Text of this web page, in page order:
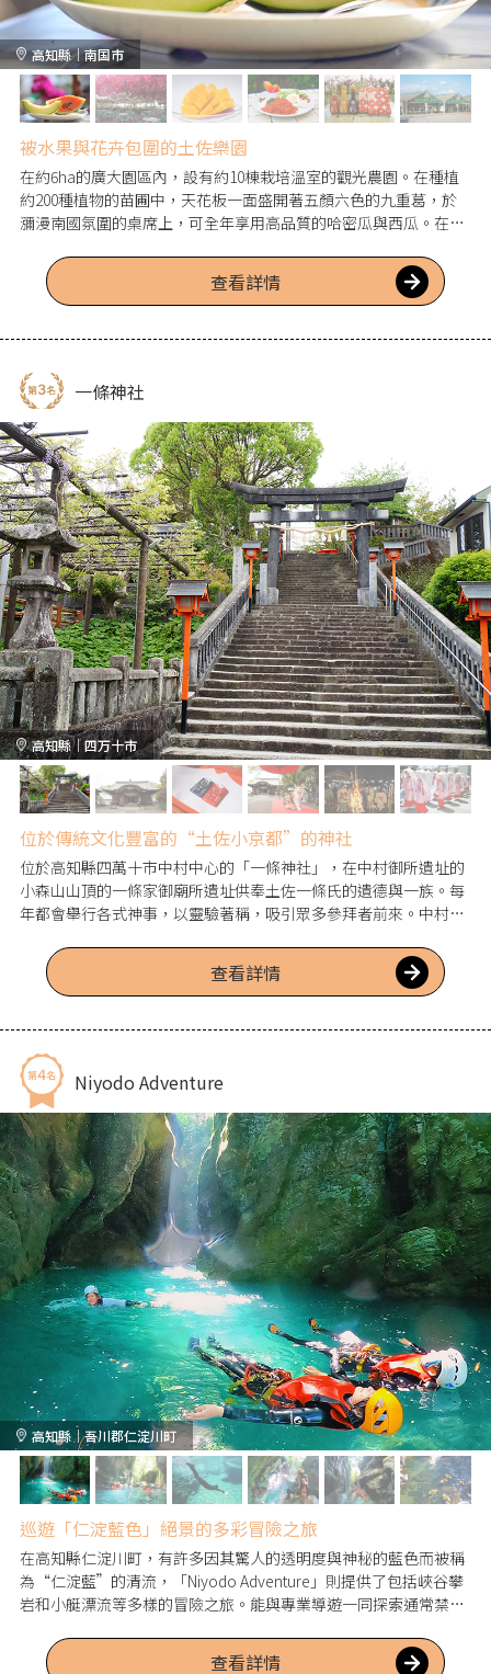
高知縣｜南国市
被水果與花卉包圍的土佐樂園
在約6ha的廣大園區內，設有約10棟栽培溫室的觀光農園。在種植
約200種植物的苗圃中，天花板一面盛開著五顏六色的九重葛，於
瀰漫南國氛圍的桌席上，可全年享用高品質的哈密瓜與西瓜。在以
期間，還會提供使用正值盛產期芒果製作的鬆餅與芭菲等餐點；在
匯集高知縣名產的伴手禮區，亦會舉辦熟成芒果特賣市等活動，是
查看詳情
高知縣｜四万十市
一條神社
位於傳統文化豐富的“土佐小京都”的神社
位於高知縣四萬十市中村中心的「一條神社」，在中村御所遺址的
小森山山頂的一條家御廟所遺址供奉土佐一條氏的遺德與一族。每
年都會舉行各式神事，以靈驗著稱，吸引眾多參拜者前來。中村地
觀光造訪時，不妨順道輕鬆前往。
查看詳情
高知縣｜吾川郡仁淀川町
Niyodo Adventure
巡遊「仁淀藍色」絕景的多彩冒險之旅
在高知縣仁淀川町，有許多因其驚人的透明度與神秘的藍色而被稱
為“仁淀藍”的清流，「Niyodo Adventure」則提供了包括峽谷攀
岩和小艇漂流等多樣的冒險之旅。能與專業導遊一同探索通常禁止
查看詳情